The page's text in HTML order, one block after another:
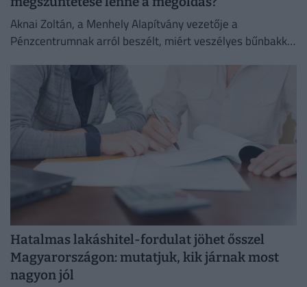
Aknai Zoltán, a Menhely Alapítvány vezetője a
Pénzcentrumnak arról beszélt, miért veszélyes bűnbakká
Hatalmas lakáshitel-fordulat jöhet ősszel
Magyarországon: mutatjuk, kik járnak most
nagyon jól